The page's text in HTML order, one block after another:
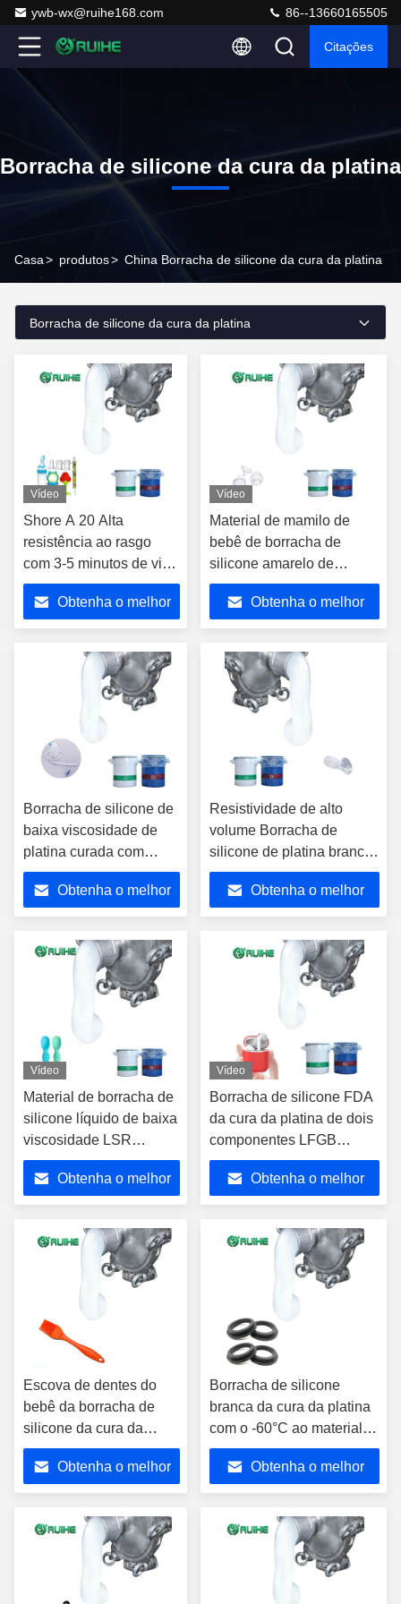
ywb-wx@ruihe168.com 86--13660165505
Citações
Borracha de silicone da cura da platina
Casa> produtos> China Borracha de silicone da cura da platina
Borracha de silicone da cura da platina
Vídeo
Shore A 20 Alta
resistência ao rasgo
com 3-5 minutos de vida
útil do pote borracha de
silicone líquido
Obtenha o melhor
Vídeo
Material de mamilo de
bebê de borracha de
silicone amarelo de
envelhecimento
personalizado de curagem
rápida
Obtenha o melhor
Borracha de silicone de
baixa viscosidade de
platina curada com
baixa absorção de água
Obtenha o melhor
Resistividade de alto
volume Borracha de
silicone de platina branca
curada Trabalhando 15-20
minutos -60°C a +200°C
Obtenha o melhor
Vídeo
Material de borracha de
silicone líquido de baixa
viscosidade LSR
Resistividade de volume
elevadaObtenha o melhor
Vídeo
Borracha de silicone FDA
da cura da platina de dois
componentes LFGB
ROHS PaHS
Obtenha o melhor
Escova de dentes do
bebê da borracha de
silicone da cura da
platina da absorção da
baixa viscosidade
Obtenha o melhor
Borracha de silicone
branca da cura da platina
com o -60°C ao material
da temperatura LSR de
+200°CObtenha o melhor